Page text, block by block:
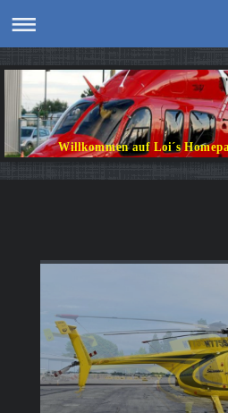
Willkommen auf Loi´s